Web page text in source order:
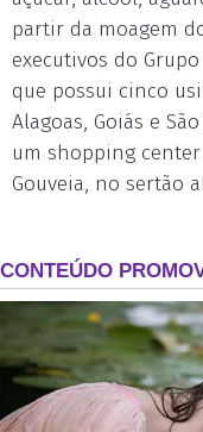
partir da moagem
executivos do
que possui cinco
Alagoas, Goiás e
um shopping
Gouveia, no sertão